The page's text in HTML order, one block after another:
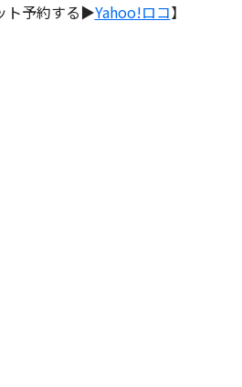
ト予約する▶︎Yahoo!ロコ】